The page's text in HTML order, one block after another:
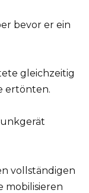
bevor er ein
gleichzeitig
ertönten.
vollständigen
mobilisieren